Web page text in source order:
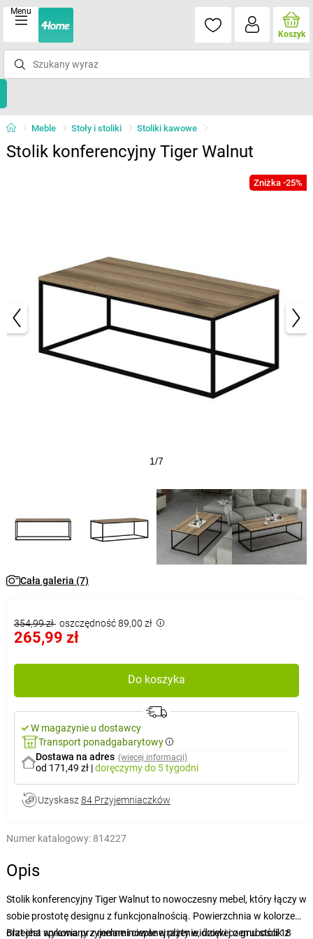
Menu
Koszyk
Meble Stoły i stoliki Stoliki kawowe
Stolik konferencyjny Tiger Walnut
Zniżka -25%
1/7
Cała galeria (7)
354,99 zł oszczędność 89,00 zł
265,99 zł
Do koszyka
W magazynie u dostawcy
Transport ponadgabarytowy
Dostawa na adres (więcej informacji)
od 171,49 zł |doręczymydo 5 tygodni
Uzyskasz 84 Przyjemniaczków
Numer katalogowy: 814227
Opis
Stolik konferencyjny Tiger Walnut to nowoczesny mebel, który łączy w
sobie prostotę designu z funkcjonalnością. Powierzchnia w kolorze
orzecha sprawia przyjemne i ciepłe wrażenie, dzięki czemu stolik z
Blat jest wykonany z melaminowanej płyty wiórowej o grubości 18